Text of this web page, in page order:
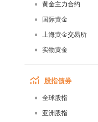
黄金主力合约
国际黄金
上海黄金交易所
实物黄金
股指债券
全球股指
亚洲股指